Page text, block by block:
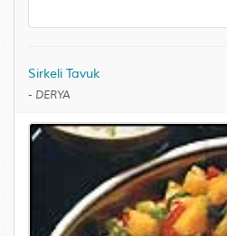
Sirkeli Tavuk
- DERYA